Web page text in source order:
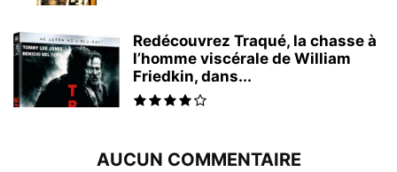
Redécouvrez Traqué, la chasse à
l’homme viscérale de William
Friedkin, dans...
AUCUN COMMENTAIRE